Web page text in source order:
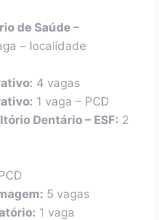
de Saúde –
– localidade
4 vagas
1 vaga – PCD
Dentário – ESF: 2
5 vagas
1 vaga